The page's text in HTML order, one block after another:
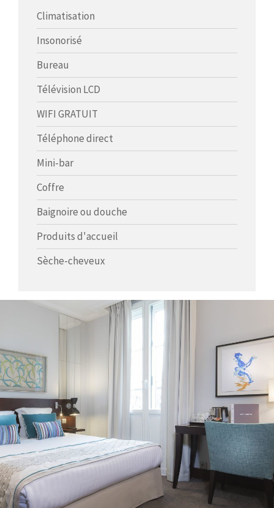
Climatisation
Insonorisé
Bureau
Télévision LCD
WIFI GRATUIT
Téléphone direct
Mini-bar
Coffre
Baignoire ou douche
Produits d'accueil
Sèche-cheveux